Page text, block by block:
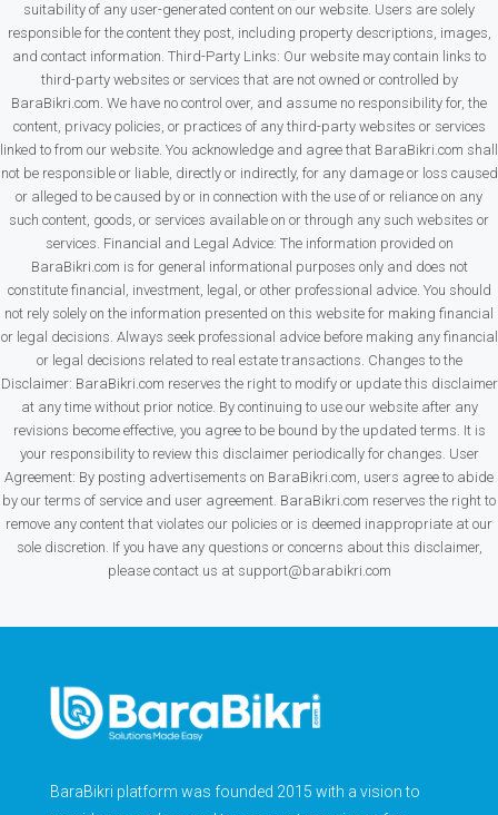
suitability of any user-generated content on our website. Users are solely
responsible for the content they post, including property descriptions, images,
and contact information. Third-Party Links: Our website may contain links to
third-party websites or services that are not owned or controlled by
BaraBikri.com. We have no control over, and assume no responsibility for, the
content, privacy policies, or practices of any third-party websites or services
linked to from our website. You acknowledge and agree that BaraBikri.com shall
not be responsible or liable, directly or indirectly, for any damage or loss caused
or alleged to be caused by or in connection with the use of or reliance on any
such content, goods, or services available on or through any such websites or
services. Financial and Legal Advice: The information provided on
BaraBikri.com is for general informational purposes only and does not
constitute financial, investment, legal, or other professional advice. You should
not rely solely on the information presented on this website for making financial
or legal decisions. Always seek professional advice before making any financial
or legal decisions related to real estate transactions. Changes to the
Disclaimer: BaraBikri.com reserves the right to modify or update this disclaimer
at any time without prior notice. By continuing to use our website after any
revisions become effective, you agree to be bound by the updated terms. It is
your responsibility to review this disclaimer periodically for changes. User
Agreement: By posting advertisements on BaraBikri.com, users agree to abide
by our terms of service and user agreement. BaraBikri.com reserves the right to
remove any content that violates our policies or is deemed inappropriate at our
sole discretion. If you have any questions or concerns about this disclaimer,
please contact us at support@barabikri.com
BaraBikri platform was founded 2015 with a vision to